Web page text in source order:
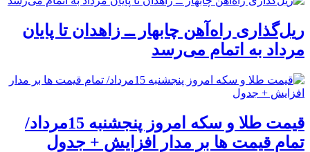
ریل‌گذاری راه‌آهن چابهار ــ زاهدان تا پایان
مرداد به اتمام می‌رسد
قیمت طلا و سکه امروز پنجشنبه 15مرداد/
تمام قیمت ها بر مدار افزایش + جدول